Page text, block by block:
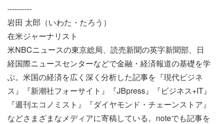
----------
岩田 太郎（いわた・たろう）
在米ジャーナリスト
米NBCニュースの東京総局、読売新聞の英字新聞部、日
経国際ニュースセンターなどで金融・経済報道の基礎を学
ぶ。米国の経済を広く深く分析した記事を『現代ビジネ
ス』『新潮社フォーサイト』『JBpress』『ビジネス+IT』
『週刊エコノミスト』『ダイヤモンド・チェーンストア』
などさまざまなメディアに寄稿している。noteでも記事を